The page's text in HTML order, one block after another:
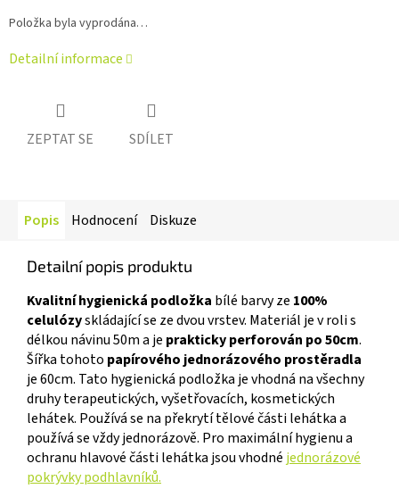
Položka byla vyprodána…
Detailní informace
ZEPTAT SE SDÍLET
Popis Hodnocení Diskuze
Detailní popis produktu
Kvalitní hygienická podložka bílé barvy ze 100%
celulózyskládající se ze dvou vrstev. Materiál je v roli s
délkou návinu 50m a je prakticky perforován po 50cm.
Šířka tohoto papírového jednorázového prostěradla
je 60cm. Tato hygienická podložka je vhodná na všechny
druhy terapeutických, vyšetřovacích, kosmetických
lehátek. Používá se na překrytí tělové části lehátka a
používá se vždy jednorázově. Pro maximální hygienu a
ochranu hlavové části lehátka jsou vhodné jednorázové
pokrývky podhlavníků.